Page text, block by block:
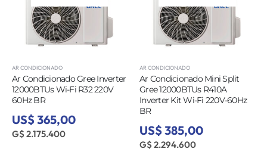
AR CONDICIONADO
Ar Condicionado Gree Inverter
12000BTUs Wi-Fi R32 220V
60Hz BR
US$ 365,00
G$ 2.175.400
AR CONDICIONADO
Ar Condicionado Mini Split
Gree 12000BTUs R410A
Inverter Kit Wi-Fi 220V-60Hz
BR
US$ 385,00
G$ 2.294.600